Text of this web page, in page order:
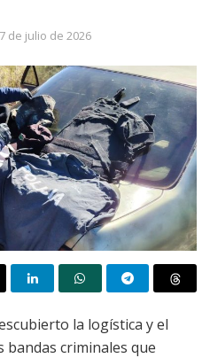
7 de julio de 2026
la logística y el
bandas criminales que